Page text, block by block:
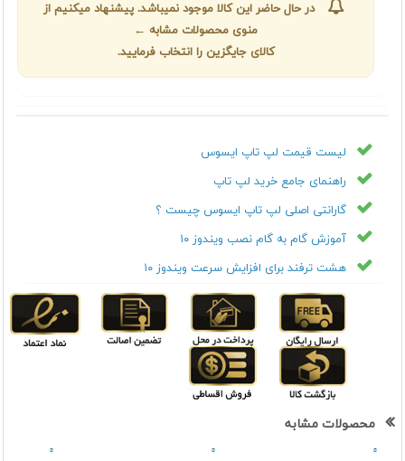
در حال حاضر این کالا موجود نمیباشد. پیشنهاد میکنیم از
منوی محصولات مشابه ←
کالای جایگزین را انتخاب فرمایید.
لیست قیمت لپ تاپ ایسوس
راهنمای جامع خرید لپ تاپ
گارانتی اصلی لپ تاپ ایسوس چیست ؟
آموزش گام به گام نصب ویندوز ۱۰
هشت ترفند برای افزایش سرعت ویندوز ۱۰
محصولات مشابه